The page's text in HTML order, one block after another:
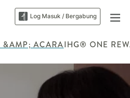
Log Masuk / Bergabung
&AMP; ACARAIHG® ONE